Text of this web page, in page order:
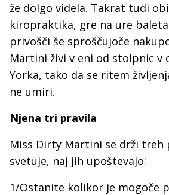
že dolgo videla. Takrat tudi
kiropraktika, gre na ure
privošči še sproščujoče
Martini živi v eni od stolpnic v
Yorka, tako da se ritem
ne umiri.
Njena tri pravila
Miss Dirty Martini se drži treh
svetuje, naj jih upoštevajo:
1/Ostanite kolikor je mogoče